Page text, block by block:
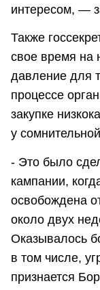
интересом, —
Также
свое время на
давление для
процессе
закупке
у
- Это было
кампании,
освобождена
около двух
Оказывалось
в том числе,
признается